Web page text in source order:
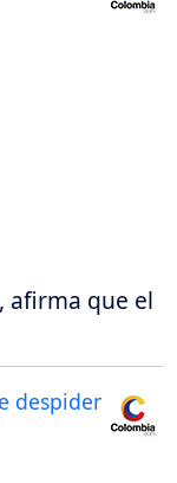
afirma que el